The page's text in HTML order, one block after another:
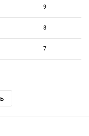
9
8
7